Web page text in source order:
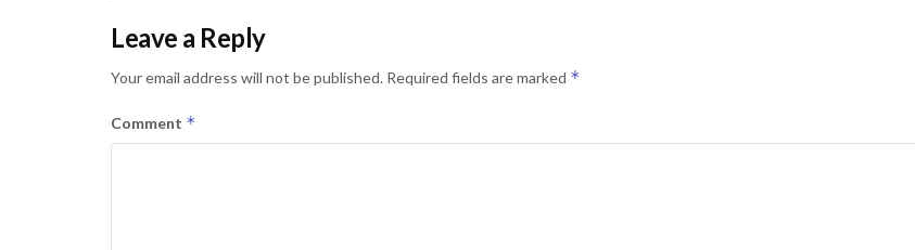
Leave a Reply
Your email address will not be published. Required fields are marked *
Comment *